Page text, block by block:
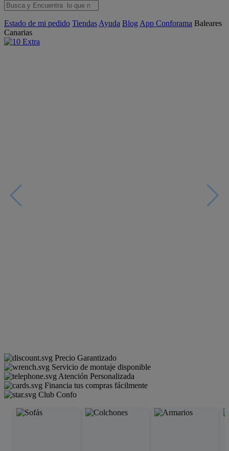
Estado de mi pedido Tiendas Ayuda Blog App Conforama Baleares
Canarias
Precio Garantizado
Servicio de montaje disponible
Atención Personalizada
Financia tus compras fácilmente
Club Confo